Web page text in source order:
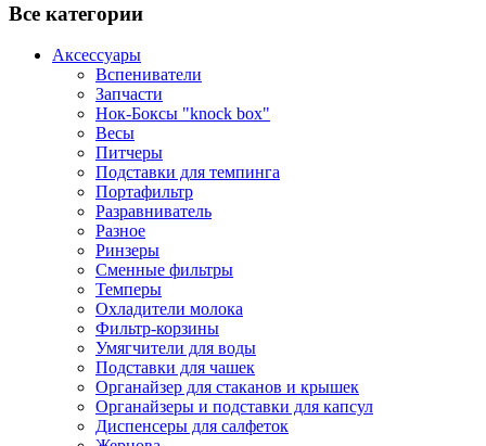
Все категории
Аксессуары
Вспениватели
Запчасти
Нок-Боксы "knock box"
Весы
Питчеры
Подставки для темпинга
Портафильтр
Разравниватель
Разное
Ринзеры
Сменные фильтры
Темперы
Охладители молока
Фильтр-корзины
Умягчители для воды
Подставки для чашек
Органайзер для стаканов и крышек
Органайзеры и подставки для капсул
Диспенсеры для салфеток